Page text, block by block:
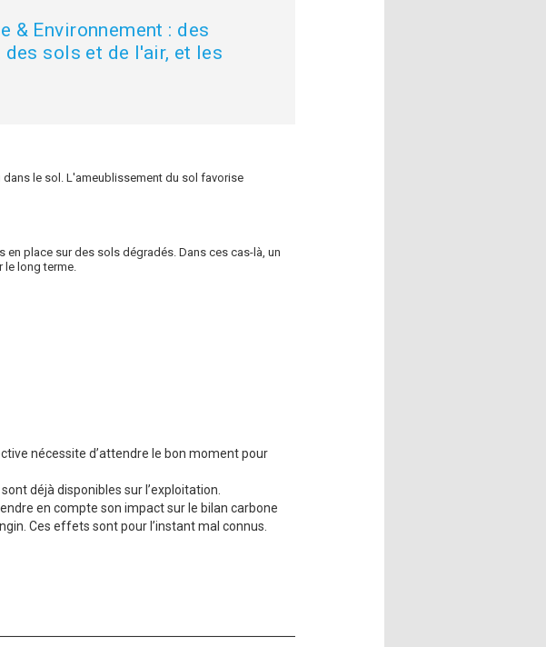
Environnement : des
sols et de l'air, et les
le sol. L'ameublissement du sol favorise
place sur des sols dégradés. Dans ces cas-là, un
le long terme.
nécessite d’attendre le bon moment pour
déjà disponibles sur l’exploitation.
en compte son impact sur le bilan carbone
Ces effets sont pour l’instant mal connus.